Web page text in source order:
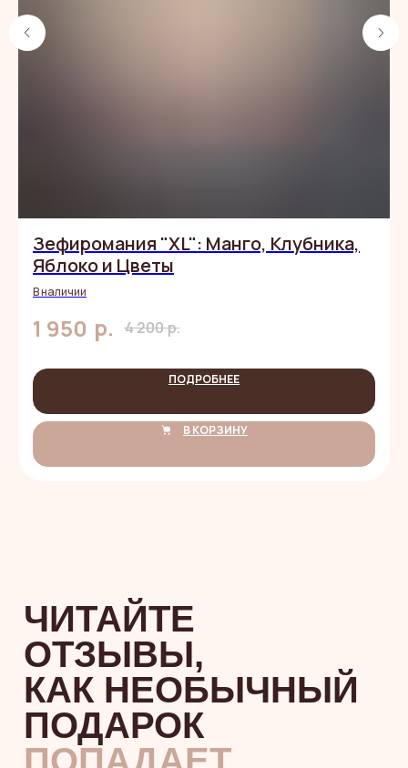
Зефиромания "XL": Манго, Клубника,
Яблоко и Цветы
В наличии
1 950 р. 4 200р.
ПОДРОБНЕЕ
В КОРЗИНУ
СЕРДЕЧКО
НАШИ
ВКУСНЯШКИ
НЕ ТОЛЬКО
КРАСИВЫЕ,НО И